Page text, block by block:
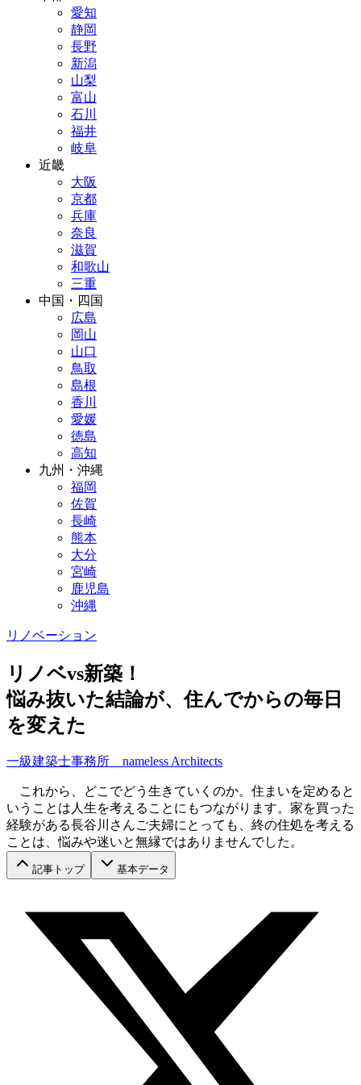
愛知
静岡
長野
新潟
山梨
富山
石川
福井
岐阜
近畿
大阪
京都
兵庫
奈良
滋賀
和歌山
三重
中国・四国
広島
岡山
山口
鳥取
島根
香川
愛媛
徳島
高知
九州・沖縄
福岡
佐賀
長崎
熊本
大分
宮崎
鹿児島
沖縄
リノベーション
リノベvs新築！
悩み抜いた結論が、住んでからの毎日
を変えた
一級建築士事務所 nameless Architects
これから、どこでどう生きていくのか。住まいを定めると
いうことは人生を考えることにもつながります。家を買った
経験がある長谷川さんご夫婦にとっても、終の住処を考える
ことは、悩みや迷いと無縁ではありませんでした。
記事トップ 基本データ